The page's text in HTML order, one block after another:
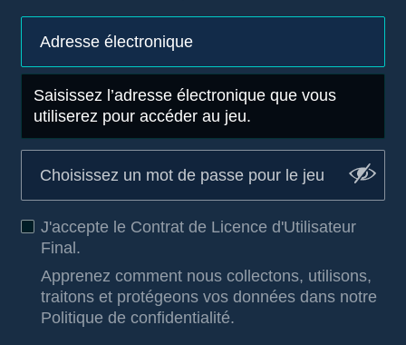
Saisissez l’adresse électronique que vous
utiliserez pour accéder au jeu.
J'accepte le Contrat de Licence d'Utilisateur
Final .
Apprenez comment nous collectons, utilisons,
traitons et protégeons vos données dans notre
Politique de confidentialité.